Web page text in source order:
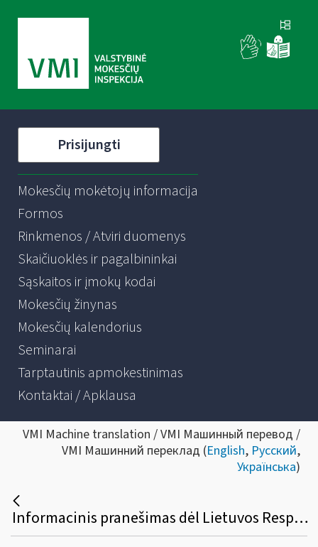
Prisijungti
Mokesčių mokėtojų informacija
Formos
Rinkmenos / Atviri duomenys
Skaičiuoklės ir pagalbininkai
Sąskaitos ir įmokų kodai
Mokesčių žinynas
Mokesčių kalendorius
Seminarai
Tarptautinis apmokestinimas
Kontaktai / Apklausa
VMI Machine translation / VMI Машинный перевод /
VMI Машинний переклад (English, Русский,
Українська)
Informacinis pranešimas dėl Lietuvos Respublikos nekilnojamojo turto mokesčio įstatymo nuostatų pakeitimo